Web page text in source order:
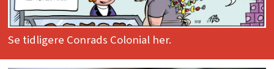
Se tidligere Conrads Colonial her.